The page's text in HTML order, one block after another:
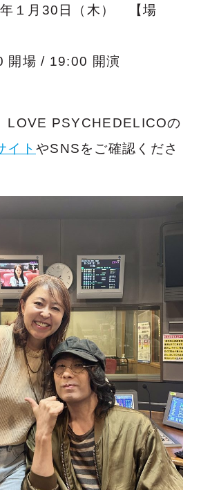
年１月30日（木） 【場
開場 / 19:00 開演
LOVE PSYCHEDELICOの
イト やSNSをご確認くださ